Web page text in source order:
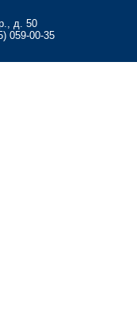
д. 50
059-00-35